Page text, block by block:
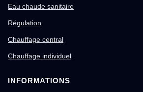
Eau chaude sanitaire
Régulation
Chauffage central
Chauffage individuel
INFORMATIONS